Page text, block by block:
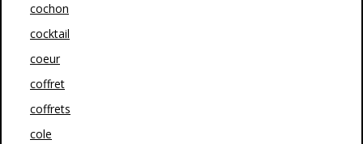
cochon
cocktail
coeur
coffret
coffrets
cole